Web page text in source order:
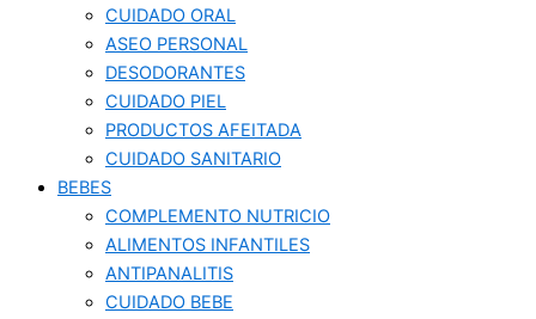
CUIDADO ORAL
ASEO PERSONAL
DESODORANTES
CUIDADO PIEL
PRODUCTOS AFEITADA
CUIDADO SANITARIO
BEBES
COMPLEMENTO NUTRICIO
ALIMENTOS INFANTILES
ANTIPANALITIS
CUIDADO BEBE